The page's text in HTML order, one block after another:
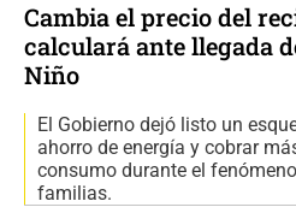
Cambia el precio del
calculará ante llegada
Niño
El Gobierno dejó listo un
ahorro de energía y cobrar
consumo durante el
familias.